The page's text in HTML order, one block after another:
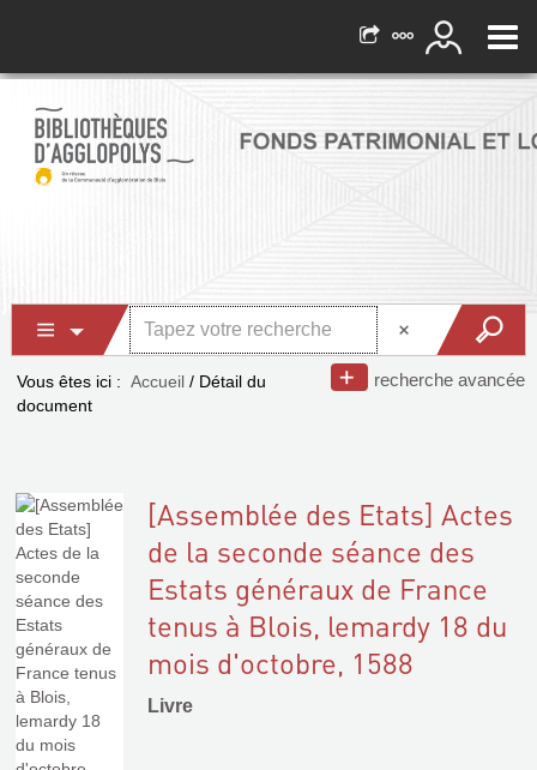
recherche avancée
Vous êtes ici : Accueil / Détail du
document
[Assemblée des Etats] Actes
de la seconde séance des
Estats généraux de France
tenus à Blois, lemardy 18 du
mois d'octobre, 1588
Livre